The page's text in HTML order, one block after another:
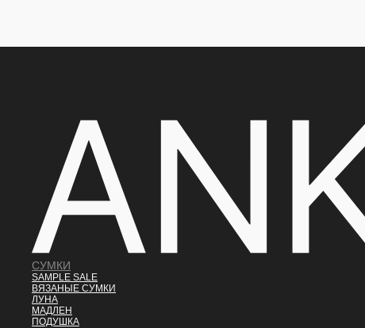
СУМКИ
SAMPLE SALE
ВЯЗАНЫЕ СУМКИ
ЛУНА
МАДЛЕН
ПОДУШКА